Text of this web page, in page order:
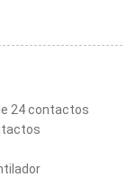
24 contactos